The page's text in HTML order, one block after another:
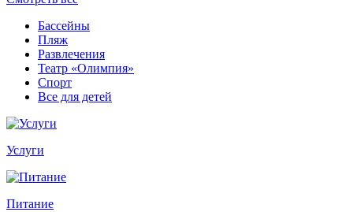
Бассейны
Пляж
Развлечения
Театр «Олимпия»
Спорт
Все для детей
Услуги
Питание